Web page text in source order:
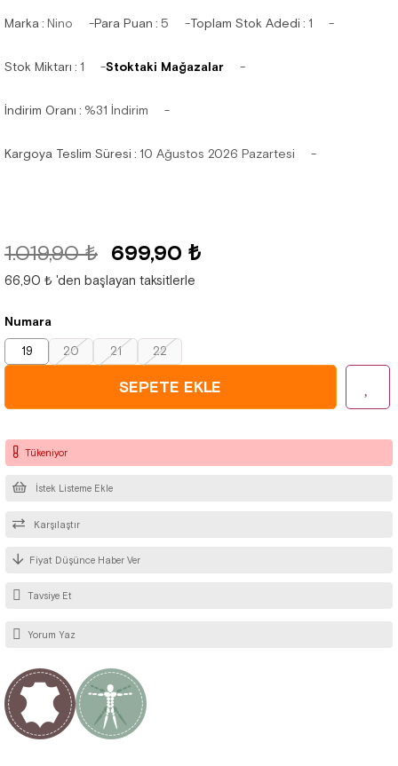
Marka : Nino Para Puan : 5 Toplam Stok Adedi : 1
Stok Miktarı : 1 Stoktaki Mağazalar
İndirim Oranı : %31 İndirim
Kargoya Teslim Süresi : 10 Ağustos 2026 Pazartesi
1.019,90 ₺ 699,90 ₺
66,90 ₺ 'den başlayan taksitlerle
Numara
19 20 21 22
Tükeniyor
İstek Listeme Ekle
Karşılaştır
Fiyat Düşünce Haber Ver
Tavsiye Et
Yorum Yaz